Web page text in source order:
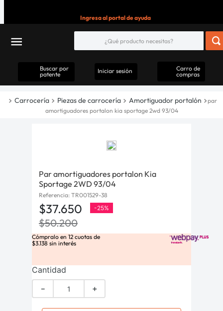
Ingresa al portal de ayuda
Buscar por
patente
Iniciar sesión
Carro de
compras
Carrocería Piezas de carrocería Amortiguador portalón
par
amortiguadores portalon kia sportage 2wd 93/04
Par amortiguadores portalon Kia
Sportage 2WD 93/04
Referencia: TR001529-38
$37.650 -25%
$50.200
Cómpralo en 12 cuotas de
$3.138 sin interés
Cantidad
＋
－